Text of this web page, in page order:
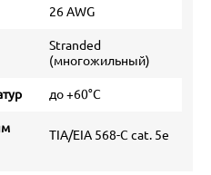
26 AWG
Stranded
(многожильный)
до +60°С
TIA/EIA 568-C cat. 5e